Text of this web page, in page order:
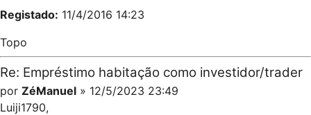
Registado: 11/4/2016 14:23
Topo
Re: Empréstimo habitação como investidor/trader
por ZéManuel » 12/5/2023 23:49
Luiji1790,